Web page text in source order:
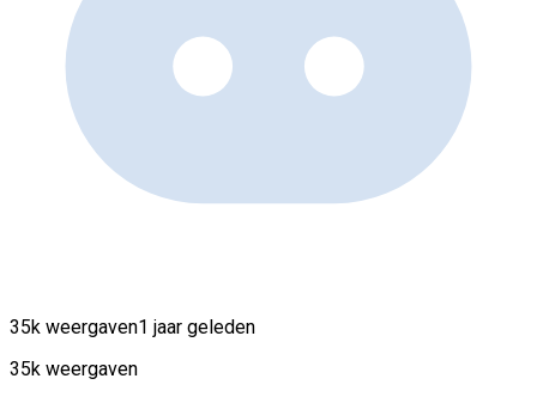
35k weergaven1 jaar geleden
35k weergaven